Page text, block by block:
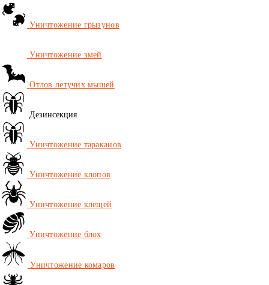
Уничтожение грызунов
Уничтожение змей
Отлов летучих мышей
Дезинсекция
Уничтожение тараканов
Уничтожение клопов
Уничтожение клещей
Уничтожение блох
Уничтожение комаров